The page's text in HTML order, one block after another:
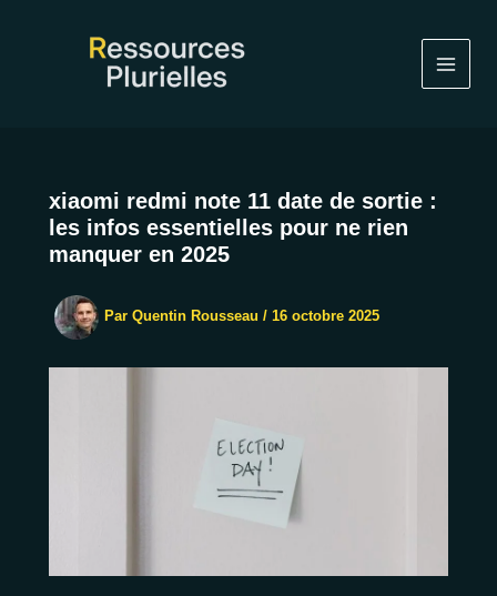
xiaomi redmi note 11 date de sortie :
les infos essentielles pour ne rien
manquer en 2025
Par Quentin Rousseau / 16 octobre 2025